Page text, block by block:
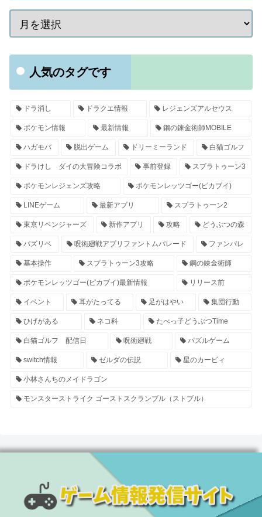
人気のタグです
ドラ消し ドラクエ情報 レジェンズアルセウス
ポケモン情報 最新情報 鋼の錬金術師MOBILE
ハガモバ 脱出ゲーム ドリーミーランド 白猫ゴルフ
ドラけし ダイの大冒険コラボ 事前登録 スプラトゥーン3
ポケモンレジェンズ攻略 ポケモンレッツゴー(ピカブイ)
LINEゲーム 最新アプリ スプラトゥーン2
東京リベンジャーズ 新作アプリ 攻略 どうぶつの森
パズリベ 呪術廻戦アプリファントムパレード ファンパレ
基本操作 スプラトゥーン3攻略 鋼の錬金術師
ポケモンレッツゴー(ピカブイ)最新情報 リリース前
イベント 耳がたってる 足がはやい 集団行動
ひげがある ネコ科 たべっ子どうぶつTime
白猫ゴルフ 配信日 呪術廻戦 パズルゲーム
switch情報 ゼルダの伝説 星のカービィ
小林さんちのメイドラゴン
モンスターストライク ゴーストスクランブル（ストブル）